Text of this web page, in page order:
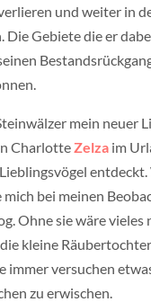
und weiter in
Die Gebiete die er
mein neuer
Charlotte Zelza im
bei meinen
Ohne sie wäre vieles
kleine
immer versuchen
zu erwischen.